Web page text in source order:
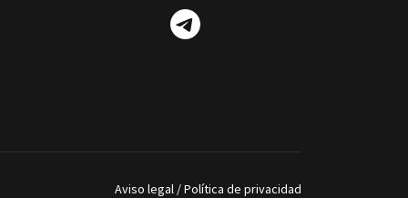
facebook
Telegram
Aviso legal /Política de privacidad